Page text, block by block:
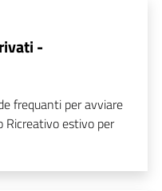
-
frequanti per avviare
estivo per